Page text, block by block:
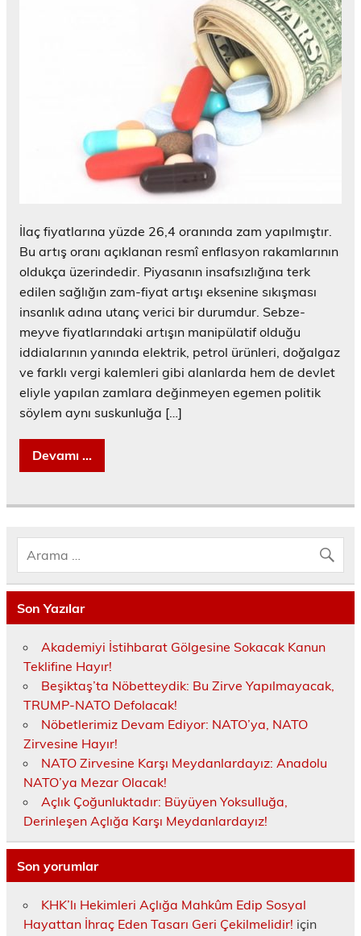
İlaç fiyatlarına yüzde 26,4 oranında zam yapılmıştır.
Bu artış oranı açıklanan resmî enflasyon rakamlarının
oldukça üzerindedir. Piyasanın insafsızlığına terk
edilen sağlığın zam-fiyat artışı eksenine sıkışması
insanlık adına utanç verici bir durumdur. Sebze-
meyve fiyatlarındaki artışın manipülatif olduğu
iddialarının yanında elektrik, petrol ürünleri, doğalgaz
ve farklı vergi kalemleri gibi alanlarda hem de devlet
eliyle yapılan zamlara değinmeyen egemen politik
söylem aynı suskunluğa […]
Devamı ...
Son Yazılar
Akademiyi İstihbarat Gölgesine Sokacak Kanun
Teklifine Hayır!
Beşiktaş’ta Nöbetteydik: Bu Zirve Yapılmayacak,
TRUMP-NATO Defolacak!
Nöbetlerimiz Devam Ediyor: NATO’ya, NATO
Zirvesine Hayır!
NATO Zirvesine Karşı Meydanlardayız: Anadolu
NATO’ya Mezar Olacak!
Açlık Çoğunluktadır: Büyüyen Yoksulluğa,
Derinleşen Açlığa Karşı Meydanlardayız!
Son yorumlar
KHK’lı Hekimleri Açlığa Mahkûm Edip Sosyal
Hayattan İhraç Eden Tasarı Geri Çekilmelidir! için